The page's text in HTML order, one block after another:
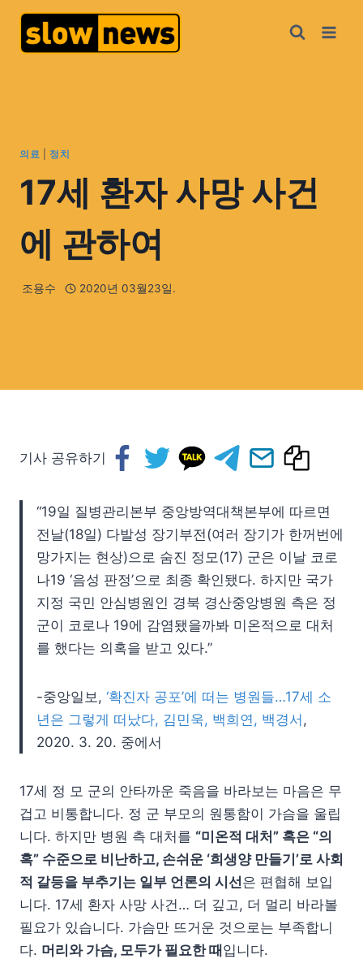
의료 정치
17세 환자 사망 사건
에 관하여
조용수 2020년 03월23일.
기사 공유하기
“19일 질병관리본부 중앙방역대책본부에 따르면
전날(18일) 다발성 장기부전(여러 장기가 한꺼번에
망가지는 현상)으로 숨진 정모(17) 군은 이날 코로
나19 ‘음성 판정’으로 최종 확인됐다. 하지만 국가
지정 국민 안심병원인 경북 경산중앙병원 측은 정
군이 코로나 19에 감염됐을까봐 미온적으로 대처
를 했다는 의혹을 받고 있다.”
-중앙일보, ‘확진자 공포’에 떠는 병원들…17세 소
년은 그렇게 떠났다, 김민욱, 백희연, 백경서 ,
2020. 3. 20. 중에서
17세 정 모 군의 안타까운 죽음을 바라보는 마음은 무
겁고 비통합니다. 정 군 부모의 원통함이 가슴을 울립
니다. 하지만 병원 측 대처를 “미온적 대처” 혹은 “의
혹” 수준으로 비난하고, 손쉬운 ‘희생양 만들기’로 사회
적 갈등을 부추기는 일부 언론의 시선은 편협해 보입
니다. 17세 환자 사망 사건… 더 깊고, 더 멀리 바라볼
필요가 있습니다. 가슴만 뜨거운 것으로는 부족합니
다. 머리와 가슴, 모두가 필요한 때 입니다.